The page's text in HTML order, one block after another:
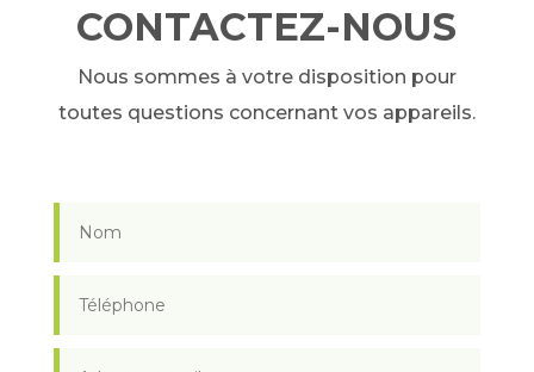
CONTACTEZ-NOUS
Nous sommes à votre disposition pour
toutes questions concernant vos appareils.